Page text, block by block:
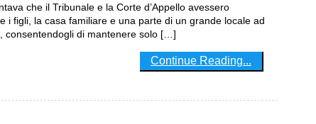
che il Tribunale e la Corte d’Appello avessero
i figli, la casa familiare e una parte di un grande locale ad
consentendogli di mantenere solo […]
Continue Reading...